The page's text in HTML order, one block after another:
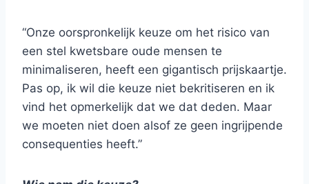
“Onze oorspronkelijk keuze om het risico van
een stel kwetsbare oude mensen te
minimaliseren, heeft een gigantisch prijskaartje.
Pas op, ik wil die keuze niet bekritiseren en ik
vind het opmerkelijk dat we dat deden. Maar
we moeten niet doen alsof ze geen ingrijpende
consequenties heeft.”